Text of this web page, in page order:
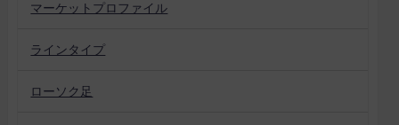
マーケットプロファイル
ラインタイプ
ローソク足